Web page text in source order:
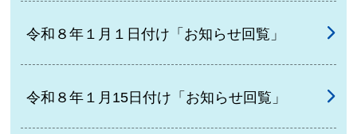
令和８年１月１日付け「お知らせ回覧」
令和８年１月15日付け「お知らせ回覧」